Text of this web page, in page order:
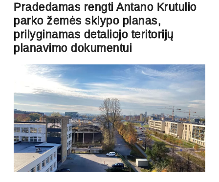
Pradedamas rengti Antano Krutulio
parko žemės sklypo planas,
prilyginamas detaliojo teritorijų
planavimo dokumentui